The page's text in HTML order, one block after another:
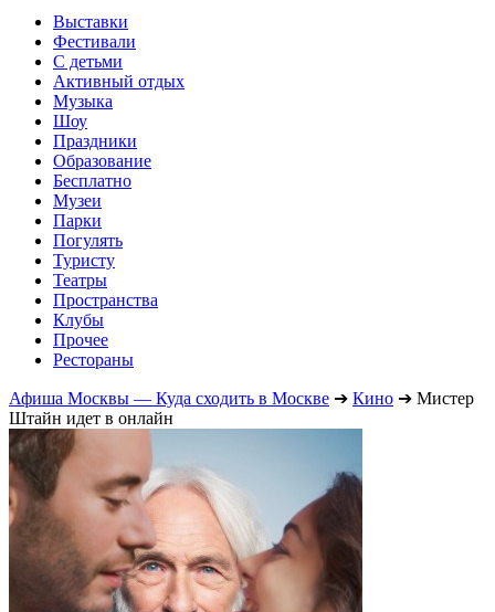
Выставки
Фестивали
С детьми
Активный отдых
Музыка
Шоу
Праздники
Образование
Бесплатно
Музеи
Парки
Погулять
Туристу
Театры
Пространства
Клубы
Прочее
Рестораны
Афиша Москвы — Куда сходить в Москве ➔ Кино ➔ Мистер
Штайн идет в онлайн